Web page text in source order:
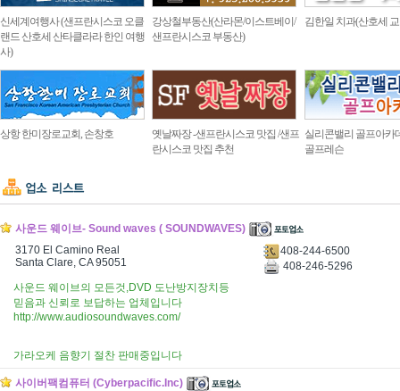
신세계여행사 (샌프란시스코 오클
랜드 산호세 산타클라라 한인 여행
사)
강상철부동산(산라몬/이스트베이/
샌프란시스코 부동산)
김한일 치과(산호세
상항 한미장로교회, 손창호
옛날짜장 -샌프란시스코 맛집 /샌프
란시스코 맛집 추천
실리콘밸리 골프아카
골프레슨
사운드 웨이브- Sound waves ( SOUNDWAVES)
3170 El Camino Real
Santa Clare, CA 95051
408-244-6500
408-246-5296
사운드 웨이브의 모든것,DVD 도난방지장치등
믿음과 신뢰로 보답하는 업체입니다
http://www.audiosoundwaves.com/
가라오케 음향기 절찬 판매중입니다
사이버팩컴퓨터 (Cyberpacific.Inc)